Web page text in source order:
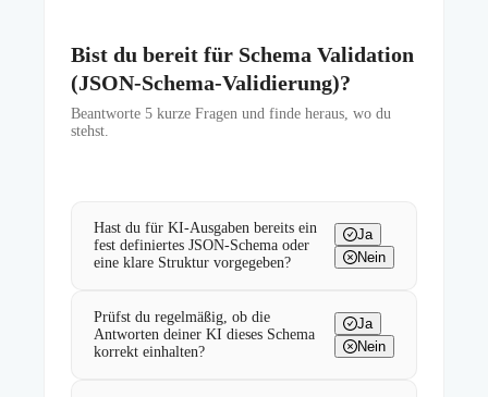
Bist du bereit für Schema Validation
(JSON-Schema-Validierung)?
Beantworte 5 kurze Fragen und finde heraus, wo du
stehst.
Hast du für KI-Ausgaben bereits ein
fest definiertes JSON-Schema oder
eine klare Struktur vorgegeben?
Ja
Nein
Prüfst du regelmäßig, ob die
Antworten deiner KI dieses Schema
korrekt einhalten?
Ja
Nein